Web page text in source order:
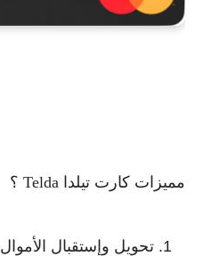
مميزات كارت تيلدا Telda ؟
تحويل وإستقبال الأموال